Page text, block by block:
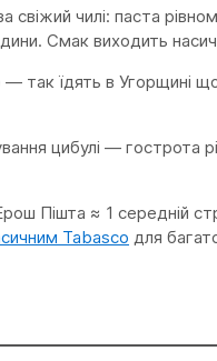
чилі: паста
Смак виходить
їдять в Угорщині
цибулі — гострота
Пішта ≈ 1 середній
Tabasco для